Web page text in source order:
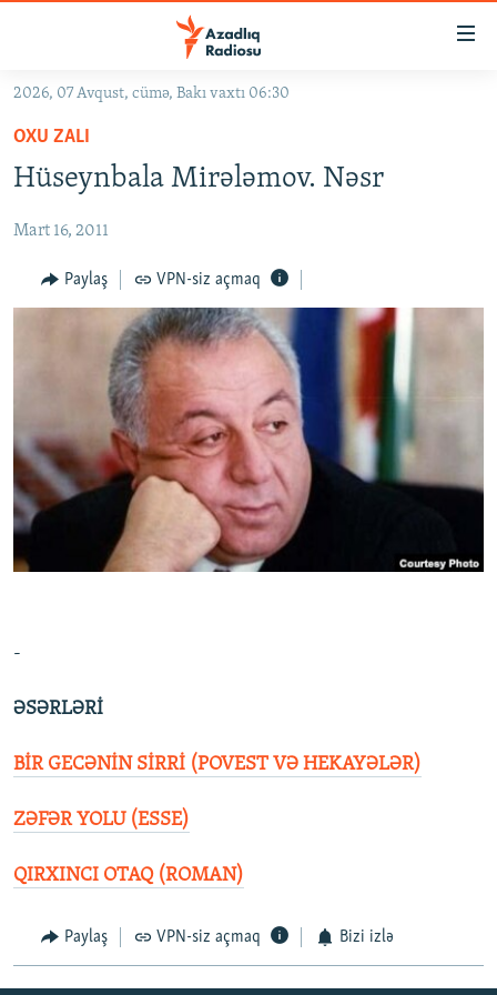
Əsas
qayıt
Əsas
naviqasiyaya
qayıt
KORRUPSIOMETR
#ƏSLINDƏ
FƏRQƏ BAX
QANUNI DOĞRU
ARAŞDIRMA
MULTIMEDIA
VIDEO
FOTOQALEREYA
KARIKATURA
RADIO ARXIV
OXU ZALI
AZƏRBAYCAN ƏDƏBIYYATI KITABXANASI
İSLAM VƏ DEMOKRATIYA
HAQQIMIZDA
PEŞƏ ETIKASI VƏ JURNALISTIKA STANDARTLARIMIZ
XƏBƏR BÜLLETENLƏRIMIZ
BIZI IZLƏ
2026, 07 Avqust, cümə, Bakı vaxtı 06:30
OXU ZALI
Hüseynbala Mirələmov. Nəsr
Mart 16, 2011
Paylaş VPN-siz açmaq
-
ƏSƏRLƏRİ
BİR GECƏNİN SİRRİ (POVEST VƏ HEKAYƏLƏR)
ZƏFƏR YOLU (ESSE)
QIRXINCI OTAQ (ROMAN)
Paylaş VPN-siz açmaq Bizi izlə